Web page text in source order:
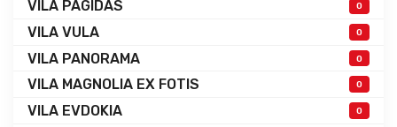
VILA PAGIDAS 0
VILA VULA 0
VILA PANORAMA 0
VILA MAGNOLIA EX FOTIS 0
VILA EVDOKIA 0